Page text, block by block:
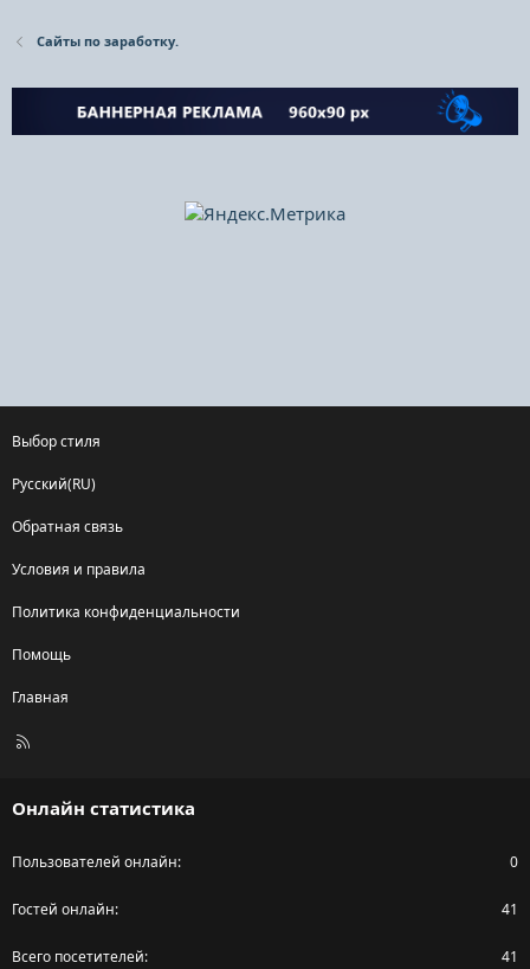
Сайты по заработку.
Выбор стиля
Русский(RU)
Обратная связь
Условия и правила
Политика конфиденциальности
Помощь
Главная
R
Онлайн статистика
Пользователей онлайн 0
Гостей онлайн 41
Всего посетителей 41